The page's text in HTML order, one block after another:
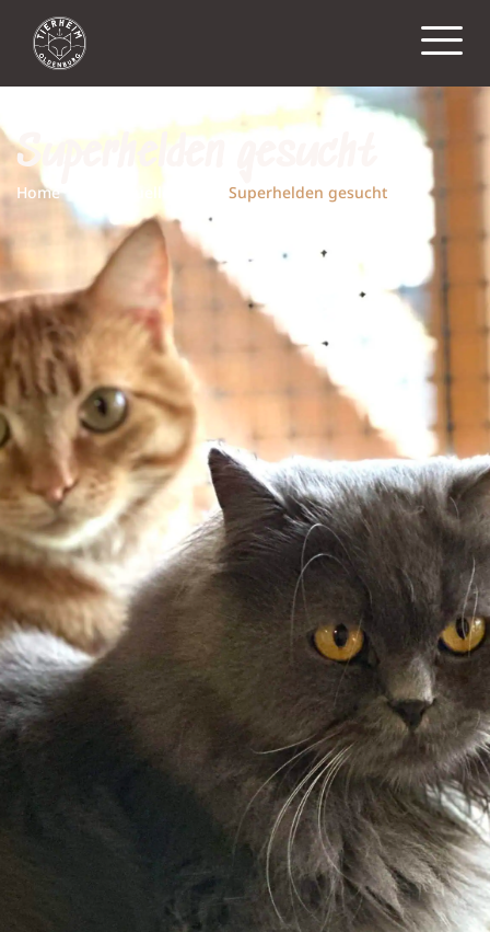
Superhelden gesucht
Home Aktuelles Superhelden gesucht